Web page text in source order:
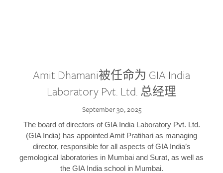
Amit Dhamani被任命为 GIA India
Laboratory Pvt. Ltd. 总经理
September 30, 2025
The board of directors of GIA India Laboratory Pvt. Ltd.
(GIA India) has appointed Amit Pratihari as managing
director, responsible for all aspects of GIA India’s
gemological laboratories in Mumbai and Surat, as well as
the GIA India school in Mumbai.